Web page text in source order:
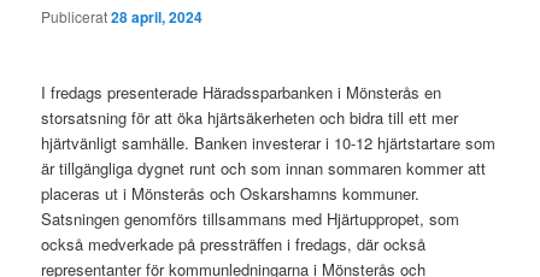
Publicerat28 april, 2024
I fredags presenterade Häradssparbanken i Mönsterås en
storsatsning för att öka hjärtsäkerheten och bidra till ett mer
hjärtvänligt samhälle. Banken investerar i 10-12 hjärtstartare som
är tillgängliga dygnet runt och som innan sommaren kommer att
placeras ut i Mönsterås och Oskarshamns kommuner.
Satsningen genomförs tillsammans med Hjärtuppropet, som
också medverkade på pressträffen i fredags, där också
representanter för kommunledningarna i Mönsterås och